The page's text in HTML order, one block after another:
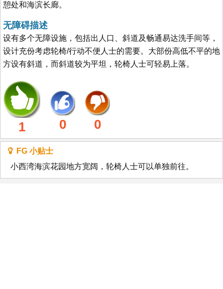
憩处和海滨长廊。
无障碍描述
设有多个无障设施，包括出人口、斜道及畅通易达洗手间等，
设计充份考虑轮椅/行动不便人士的需要。大部份高低不平的地
方设有斜道，而斜道较为平坦，轮椅人士可轻易上落。
1 0 0
FG 小贴士
小西湾海滨花园地方宽阔，轮椅人士可以单独前往。